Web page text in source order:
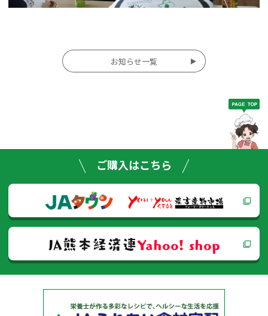
投
稿
ゲー
ショ
ン
お知らせ一覧
ご購入はこちら
JA熊本経済連Yahoo! shop